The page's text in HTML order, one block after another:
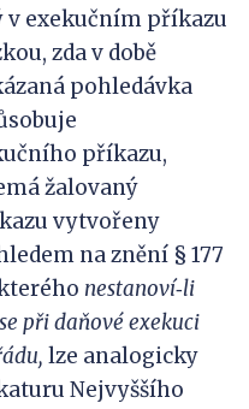
v exekučním příkazu
zda v době
pohledávka
příkazu,
žalovaný
vytvořeny
na znění § 177
nestanoví‑li
se přidaňové exekuci
lze analogicky
Nejvyššího